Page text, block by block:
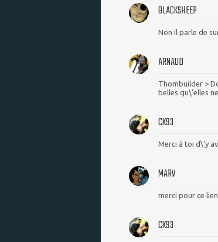
BLACKSHEEP
Non il parle de
ARNAUD
Thombuilder >
belles qu\'elles
CK93
Merci à toi d\'y
MARV
merci pour ce lien
CK93